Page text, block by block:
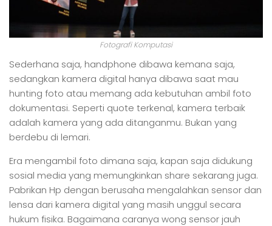
Fotografi Komputasi
Sederhana saja, handphone dibawa kemana saja,
sedangkan kamera digital hanya dibawa saat mau
hunting foto atau memang ada kebutuhan ambil foto
dokumentasi. Seperti quote terkenal, kamera terbaik
adalah kamera yang ada ditanganmu. Bukan yang
berdebu di lemari.
Era mengambil foto dimana saja, kapan saja didukung
sosial media yang memungkinkan share sekarang juga.
Pabrikan Hp dengan berusaha mengalahkan sensor dan
lensa dari kamera digital yang masih unggul secara
hukum fisika. Bagaimana caranya wong sensor jauh